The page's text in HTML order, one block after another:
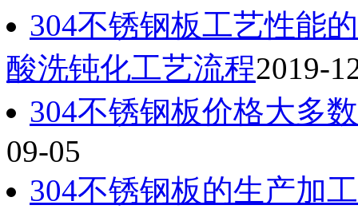
304不锈钢板工艺性能
酸洗钝化工艺流程2019-
304不锈钢板价格大多
09-05
304不锈钢板的生产加